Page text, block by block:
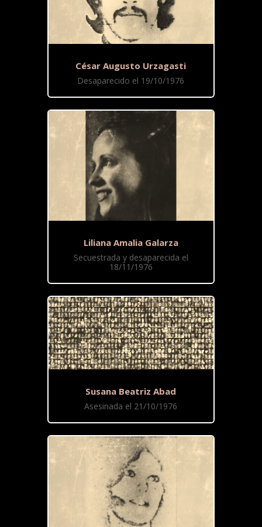
César Augusto Urzagasti
Desaparecido el 19/10/1976
Liliana Amalia Galarza
Secuestrada y desaparecida el
18/11/1976
Susana Beatriz Abad
Asesinada el 21/10/1976